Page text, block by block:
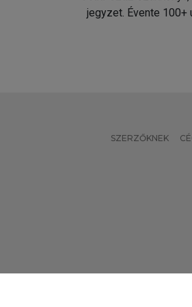
jegyzet. Évente 100+
SZERZŐKNEK